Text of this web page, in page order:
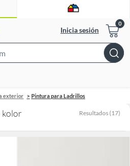
Inicia sesión
Bar
exterior Pintura para Ladrillos
kolor Resultados (17)